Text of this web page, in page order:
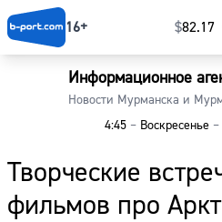
16+ $⁠82.17
Информационное
Новости Мурманска и
4:45 – Воскресенье –
Творческие
фильмов про
Главная
Наши гости